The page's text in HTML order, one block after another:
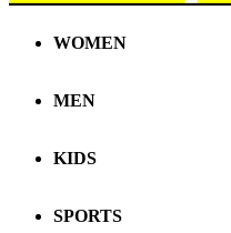
WOMEN
MEN
KIDS
SPORTS